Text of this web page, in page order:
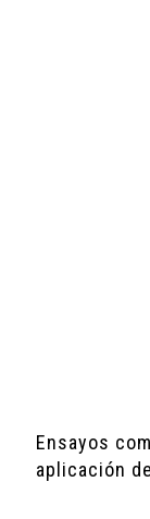
Ensayos
aplicación